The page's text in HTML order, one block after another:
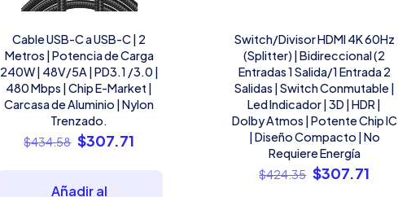
Cable USB-C a USB-C | 2
Metros | Potencia de Carga
240W | 48V/5A | PD3.1 /3.0 |
480 Mbps | Chip E-Market |
Carcasa de Aluminio | Nylon
Trenzado.
$434.58 El
$307.71
Añadir al
Switch/Divisor HDMI 4K 60Hz
(Splitter) | Bidireccional (2
Entradas 1 Salida/1 Entrada 2
Salidas | Switch Conmutable |
Led Indicador | 3D | HDR |
Dolby Atmos | Potente Chip IC
| Diseño Compacto | No
Requiere Energía
$424.35 El
$307.71